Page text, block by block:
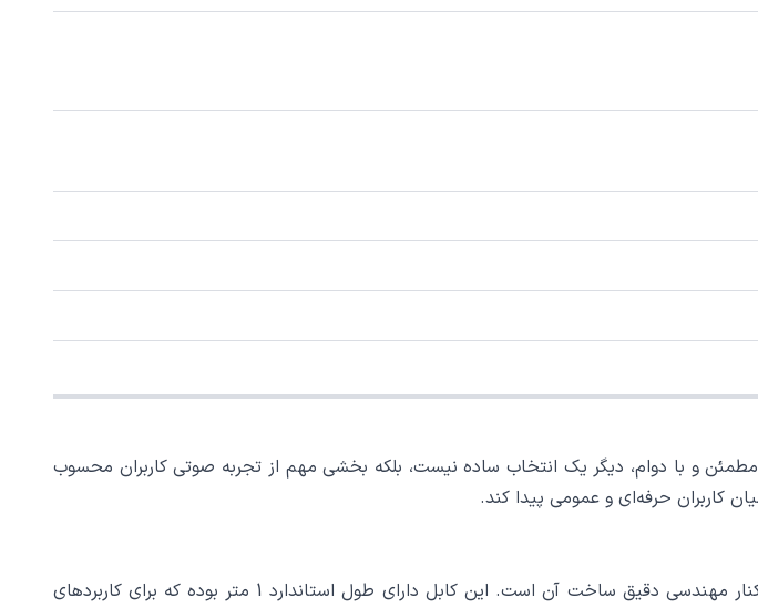
در دنیای امروز که کیفیت صدا و ارتباط پایدار اهمیت فزاینده‌ای یافته، انتخاب یک کابل AUX مطمئن و با دوام، دیگر یک انتخاب ساده نیست، بلکه بخشی مهم از تجربه صوتی کاربران محسوب
یکی از مهم‌ترین نقاط قوت کابل AUX هایکو استار مدل HS-A420، طراحی ظاهری مدرن در کنار مهندسی دقیق ساخت آن است. این کابل دارای طول استاندارد 1 متر بوده که برای کاربردهای